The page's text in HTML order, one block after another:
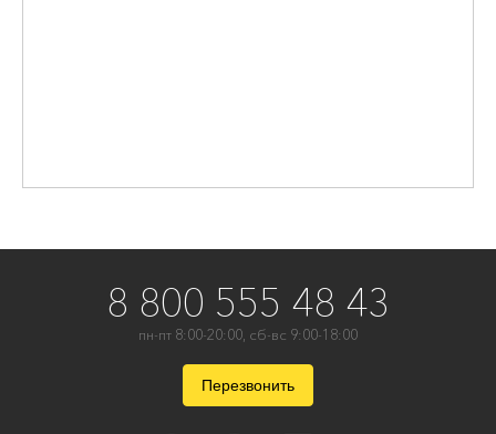
8 800 555 48 43
пн-пт 8:00-20:00, сб-вс 9:00-18:00
Перезвонить